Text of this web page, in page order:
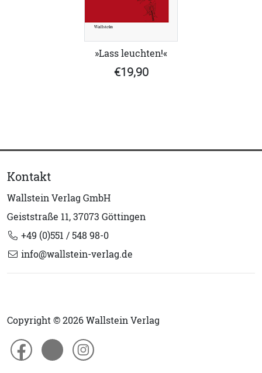
»Lass leuchten!«
€19,90
Kontakt
Wallstein Verlag GmbH
Geiststraße 11, 37073 Göttingen
+49 (0)551 / 548 98-0
info@wallstein-verlag.de
Copyright © 2026 Wallstein Verlag